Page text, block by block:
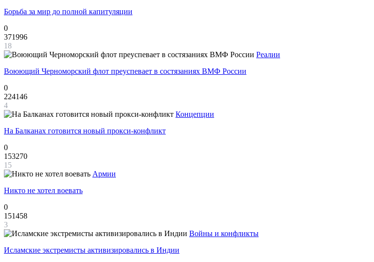
Борьба за мир до полной капитуляции
0
371996
18
Реалии
Воюющий Черноморский флот преуспевает в состязаниях ВМФ России
0
224146
4
Концепции
На Балканах готовится новый прокси-конфликт
0
153270
15
Армии
Никто не хотел воевать
0
151458
3
Войны и конфликты
Исламские экстремисты активизировались в Индии